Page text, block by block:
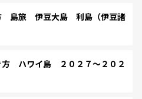
島旅 伊豆大島 利島（伊豆諸
ハワイ島 ２０２７～２０２